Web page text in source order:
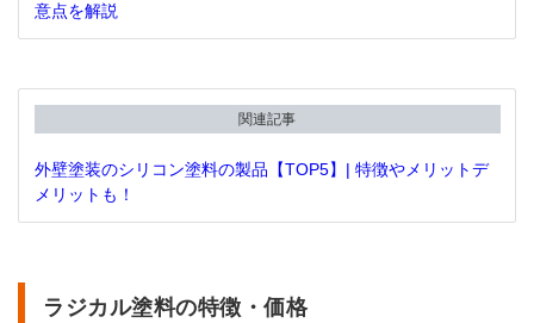
意点を解説
関連記事
外壁塗装のシリコン塗料の製品【TOP5】| 特徴やメリットデ
メリットも！
ラジカル塗料の特徴・価格